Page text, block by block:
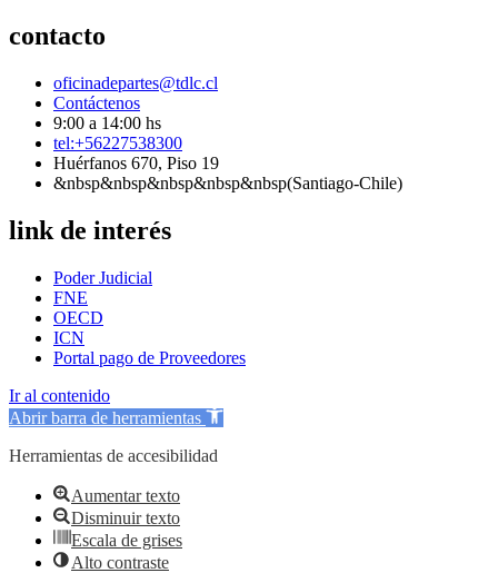
contacto
oficinadepartes@tdlc.cl
Contáctenos
9:00 a 14:00 hs
tel:+56227538300
Huérfanos 670, Piso 19
&nbsp&nbsp&nbsp&nbsp&nbsp(Santiago-Chile)
link de interés
Poder Judicial
FNE
OECD
ICN
Portal pago de Proveedores
Ir al contenido
Abrir barra de herramientas
Herramientas de accesibilidad
Aumentar texto
Disminuir texto
Escala de grises
Alto contraste